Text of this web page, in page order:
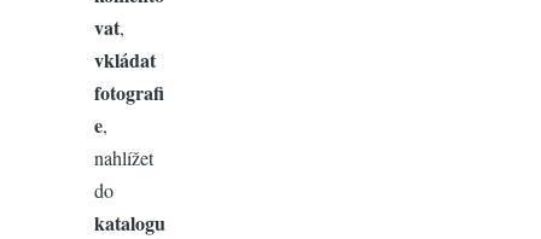
vat,
vkládat
fotografi
e,
nahlížet
do
katalogu